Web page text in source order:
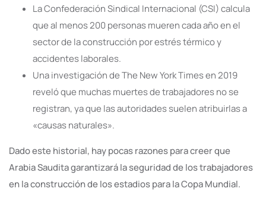
La Confederación Sindical Internacional (CSI) calcula
que al menos 200 personas mueren cada año en el
sector de la construcción por estrés térmico y
accidentes laborales.
Una investigación de The New York Times en 2019
reveló que muchas muertes de trabajadores no se
registran, ya que las autoridades suelen atribuirlas a
«causas naturales».
Dado este historial, hay pocas razones para creer que
Arabia Saudita garantizará la seguridad de los trabajadores
en la construcción de los estadios para la Copa Mundial.